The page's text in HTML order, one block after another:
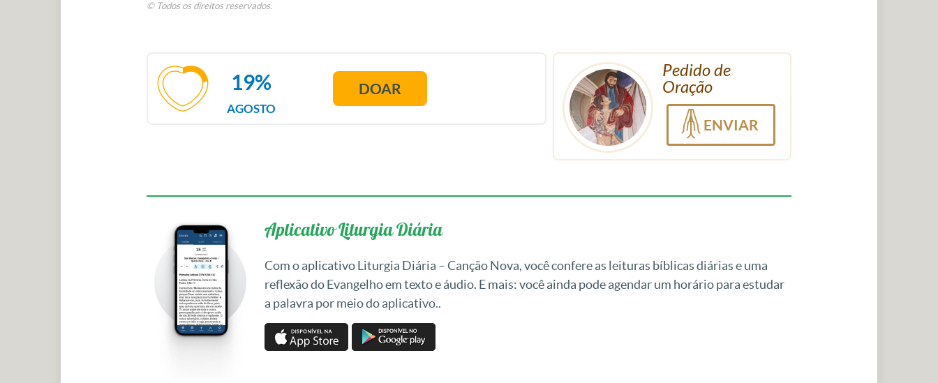
© Todos os direitos reservados.
AGOSTO
19% DOAR
Pedido de
Oração
ENVIAR
Aplicativo Liturgia Diária
Com o aplicativo Liturgia Diária – Canção Nova, você confere as leituras bíblicas diárias e uma
reflexão do Evangelho em texto e áudio. E mais: você ainda pode agendar um horário para estudar
a palavra por meio do aplicativo..